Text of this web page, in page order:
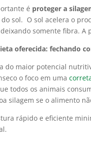
é proteger a
sol. O sol acelera o
somente fibra. A
oferecida: fechando
do maior potencial
o foco em uma
todos os animais
silagem se o alimento
rápido e eficiente